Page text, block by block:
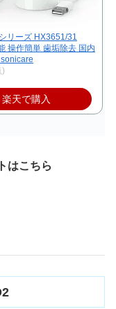
リーズ HX3651/31
操作簡単 歯垢除去 国内
)
楽天で購入
はこちら